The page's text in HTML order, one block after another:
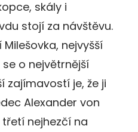
skály i
stojí za návštěvu.
nejvyšší
o největrnější
zajímavostí je, že ji
Alexander von
nejhezčí na